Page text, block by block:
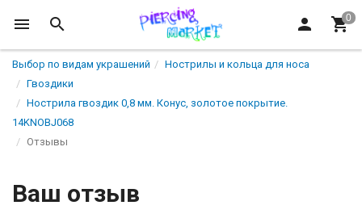
Выбор по видам украшений
Нострилы и кольца для носа
Гвоздики
Нострила гвоздик 0,8 мм. Конус, золотое покрытие.
14KNOBJ068
Отзывы
Ваш отзыв